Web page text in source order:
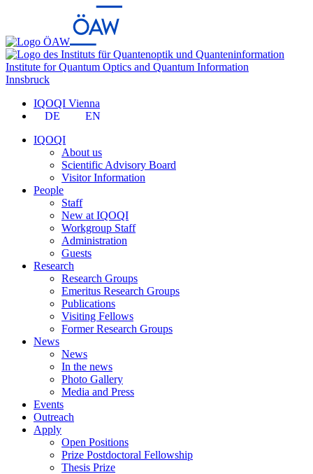
Institute for Quantum Optics and Quantum Information
Innsbruck
IQOQI Vienna
DE
EN
IQOQI
About us
Scientific Advisory Board
Visitor Information
People
Staff
New at IQOQI
Workgroup Staff
Administration
Guests
Research
Research Groups
Emeritus Research Groups
Publications
Visiting Fellows
Former Research Groups
News
News
In the news
Photo Gallery
Media and Press
Events
Outreach
Apply
Open Positions
Prize Postdoctoral Fellowship
Thesis Prize